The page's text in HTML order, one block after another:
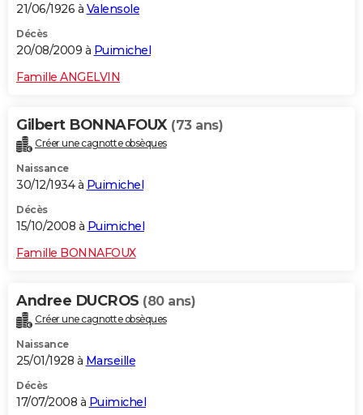
21/06/1926 à Valensole
Décès
20/08/2009 à Puimichel
Famille ANGELVIN
Gilbert BONNAFOUX (73 ans)
Créer une cagnotte obsèques
Naissance
30/12/1934 à Puimichel
Décès
15/10/2008 à Puimichel
Famille BONNAFOUX
Andree DUCROS (80 ans)
Créer une cagnotte obsèques
Naissance
25/01/1928 à Marseille
Décès
17/07/2008 à Puimichel